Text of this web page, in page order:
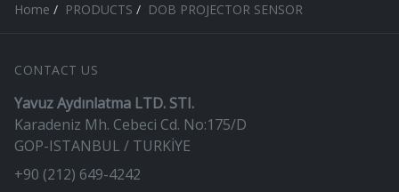
Home PRODUCTS DOB PROJECTOR SENSOR
CONTACT US
Yavuz Aydınlatma LTD. STI.
Karadeniz Mh. Cebeci Cd. No:175/D
GOP-ISTANBUL / TURKİYE
+90 (212) 649-4242